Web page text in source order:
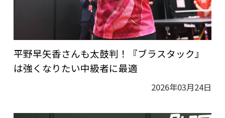
平野早矢香さんも太鼓判！『ブラスタック』
は強くなりたい中級者に最適
2026年03月24日